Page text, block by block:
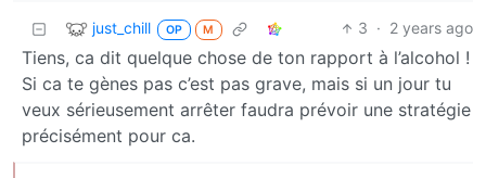
just_chill OP M 3 · 2 years ago
Tiens, ca dit quelque chose de ton rapport à l’alcohol !
Si ca te gènes pas c’est pas grave, mais si un jour tu
veux sérieusement arrêter faudra prévoir une stratégie
précisément pour ca.